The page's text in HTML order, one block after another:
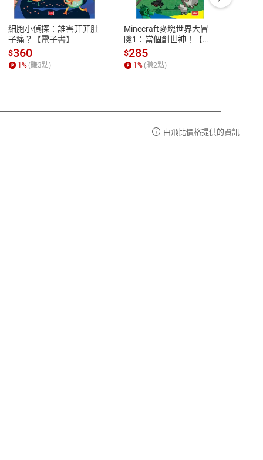
期
解
性
參
服務時間：週一到週五 10:00-12:00、
13:00-17:00 (國定假日及例假日休息)
客服電話：0080-1857077
細胞小偵探：誰害菲菲肚
子痛？【電子書】
$360
1% (賺3點)
Minecraft麥塊世界大冒
險1：當個創世神！【電
子書】
$285
1% (賺2點)
由飛比價格提供的資訊